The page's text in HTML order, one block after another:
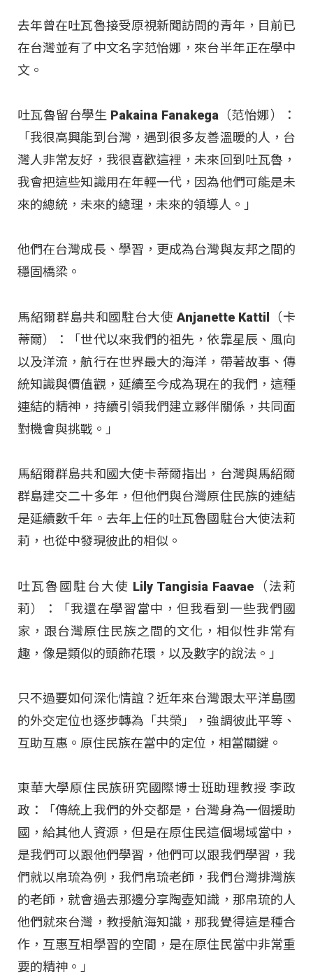
去年曾在吐瓦魯接受原視新聞訪問的青年，目前已
在台灣並有了中文名字范怡娜，來台半年正在學中
文。
吐瓦魯留台學生 Pakaina Fanakega（范怡娜）：
「我很高興能到台灣，遇到很多友善溫暖的人，台
灣人非常友好，我很喜歡這裡，未來回到吐瓦魯，
我會把這些知識用在年輕一代，因為他們可能是未
來的總統，未來的總理，未來的領導人。」
他們在台灣成長、學習，更成為台灣與友邦之間的
穩固橋梁。
馬紹爾群島共和國駐台大使 Anjanette Kattil（卡
蒂爾）：「世代以來我們的祖先，依靠星辰、風向
以及洋流，航行在世界最大的海洋，帶著故事、傳
統知識與價值觀，延續至今成為現在的我們，這種
連結的精神，持續引領我們建立夥伴關係，共同面
對機會與挑戰。」
馬紹爾群島共和國大使卡蒂爾指出，台灣與馬紹爾
群島建交二十多年，但他們與台灣原住民族的連結
是延續數千年。去年上任的吐瓦魯國駐台大使法莉
莉，也從中發現彼此的相似。
吐瓦魯國駐台大使 Lily Tangisia Faavae（法莉
莉）：「我還在學習當中，但我看到一些我們國
家，跟台灣原住民族之間的文化，相似性非常有
趣，像是類似的頭飾花環，以及數字的說法。」
只不過要如何深化情誼？近年來台灣跟太平洋島國
的外交定位也逐步轉為「共榮」，強調彼此平等、
互助互惠。原住民族在當中的定位，相當關鍵。
東華大學原住民族研究國際博士班助理教授 李政
政：「傳統上我們的外交都是，台灣身為一個援助
國，給其他人資源，但是在原住民這個場域當中，
是我們可以跟他們學習，他們可以跟我們學習，我
們就以帛琉為例，我們帛琉老師，我們台灣排灣族
的老師，就會過去那邊分享陶壺知識，那帛琉的人
他們就來台灣，教授航海知識，那我覺得這是種合
作，互惠互相學習的空間，是在原住民當中非常重
要的精神。」